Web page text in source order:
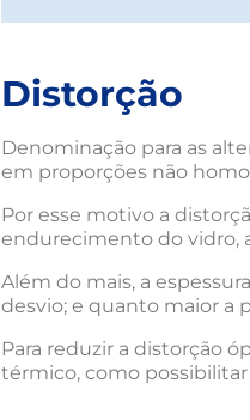
Distorção
Denominação para as
em proporções não
Por esse motivo a
endurecimento do vidro,
Além do mais, a
desvio; e quanto maior a
Para reduzir a distorção
térmico, como